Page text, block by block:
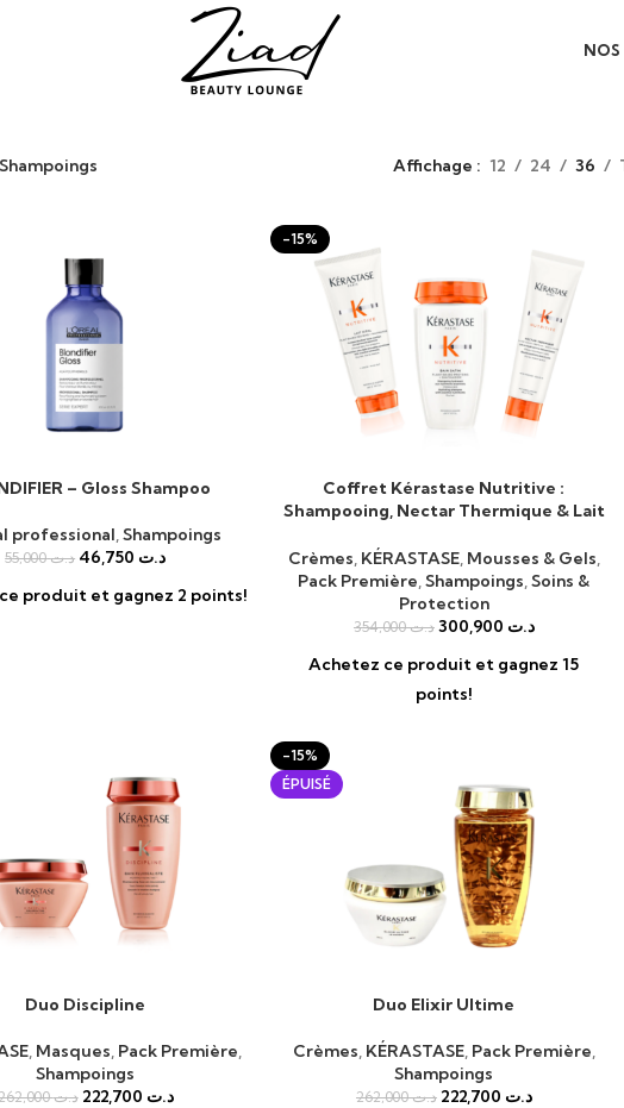
NOS
Shampoings Affichage 12 24 36
PANIER– Gloss Shampoo
professional,Shampoings
د.ت55,000 د.ت
produit et gagnez 2 points!
-15%
AJOUTER AU PANIER
Coffret Kérastase Nutritive :
Shampooing, Nectar Thermique & Lait
Crèmes, KÉRASTASE, Mousses & Gels,
Pack Première,Shampoings,Soins &
Protection
د.ت354,000 د.ت
Achetez ce produit et gagnez 15
points!
PANIER
Duo Discipline
, Masques, Pack Première,
Shampoings
د.ت262,000 د.ت
-15%
ÉPUISÉ
LIRE LA SUITEDuo Elixir Ultime
Crèmes, KÉRASTASE, Pack Première,
Shampoings
د.ت262,000 د.ت